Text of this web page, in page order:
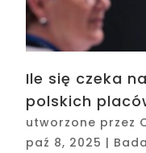
Ile się czeka
polskich
utworzone przez
paź 8, 2025 |